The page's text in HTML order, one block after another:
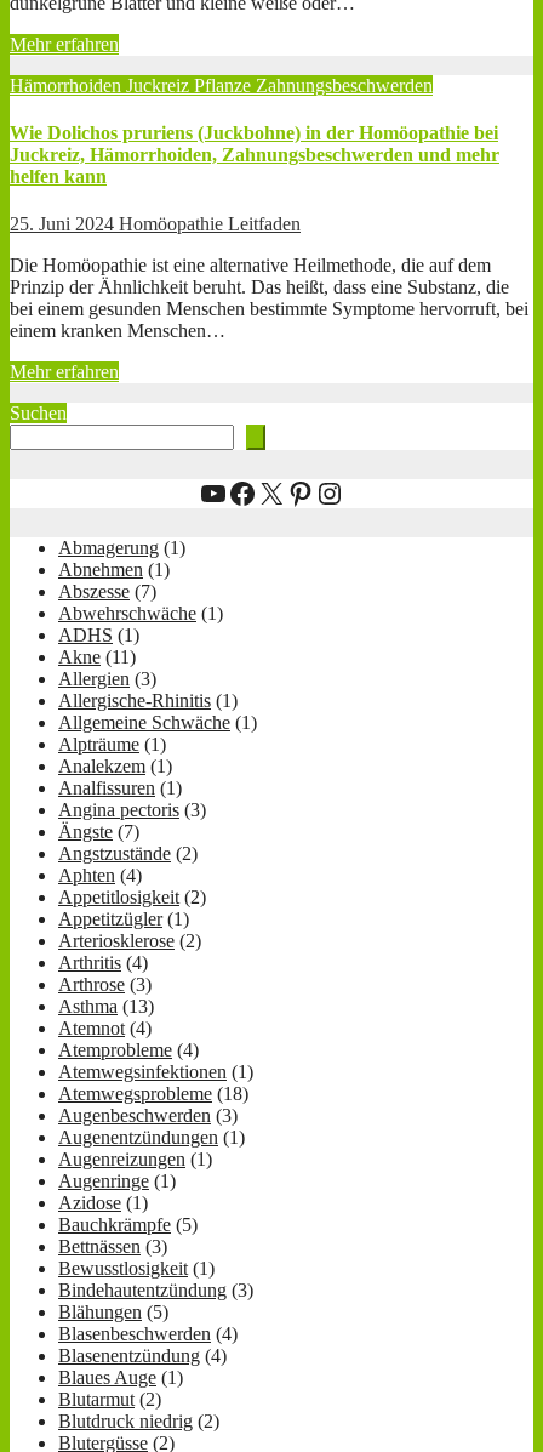
Mehr erfahren
Hämorrhoiden Juckreiz Pflanze Zahnungsbeschwerden
Wie Dolichos pruriens (Juckbohne) in der Homöopathie bei
Juckreiz, Hämorrhoiden, Zahnungsbeschwerden und mehr
helfen kann
25. Juni 2024 Homöopathie Leitfaden
Die Homöopathie ist eine alternative Heilmethode, die auf dem
Prinzip der Ähnlichkeit beruht. Das heißt, dass eine Substanz, die
bei einem gesunden Menschen bestimmte Symptome hervorruft, bei
einem kranken Menschen…
Mehr erfahren
Suchen
YouTube
Facebook
X Pinterest
Instagram
Abmagerung (1)
Abnehmen (1)
Abszesse (7)
Abwehrschwäche (1)
ADHS (1)
Akne (11)
Allergien (3)
Allergische-Rhinitis (1)
Allgemeine Schwäche (1)
Alpträume (1)
Analekzem (1)
Analfissuren (1)
Angina pectoris (3)
Ängste (7)
Angstzustände (2)
Aphten (4)
Appetitlosigkeit(2)
Appetitzügler(1)
Arteriosklerose (2)
Arthritis (4)
Arthrose (3)
Asthma (13)
Atemnot(4)
Atemprobleme (4)
Atemwegsinfektionen (1)
Atemwegsprobleme (18)
Augenbeschwerden (3)
Augenentzündungen (1)
Augenreizungen (1)
Augenringe (1)
Azidose (1)
Bauchkrämpfe (5)
Bettnässen (3)
Bewusstlosigkeit(1)
Bindehautentzündung (3)
Blähungen (5)
Blasenbeschwerden (4)
Blasenentzündung (4)
Blaues Auge (1)
Blutarmut(2)
Blutdruck niedrig (2)
Blutergüsse (2)